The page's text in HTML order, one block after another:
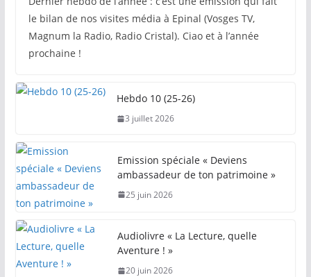
le bilan de nos visites média à Epinal (Vosges TV,
Magnum la Radio, Radio Cristal). Ciao et à l’année
prochaine !
Hebdo 10 (25-26)
3 juillet 2026
Emission spéciale « Deviens
ambassadeur de ton patrimoine »
25 juin 2026
Audiolivre « La Lecture, quelle
Aventure ! »
20 juin 2026